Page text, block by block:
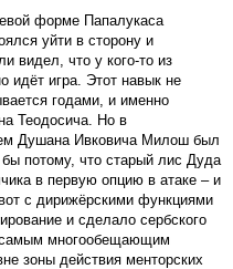
форме Папалукаса
уйти в сторону и
видел, что у кого-то из
идёт игра. Этот навык не
годами, и именно
Теодосича. Но в
Душана Ивковича Милош был
потому, что старый лис Дуда
в первую опцию в атаке – и
с дирижёрскими функциями
и сделало сербского
самым многообещающим
зоны действия менторских